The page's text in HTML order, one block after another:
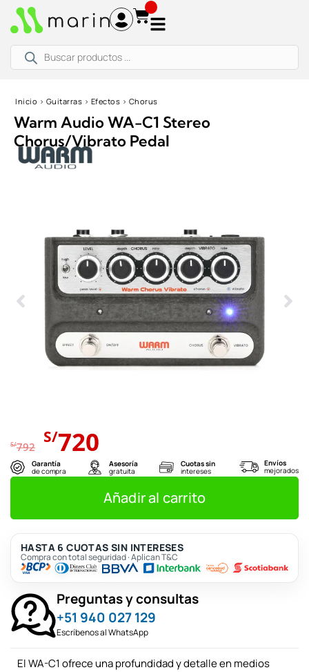
productos
Inicio › Guitarras › Efectos › Chorus
Warm Audio WA-C1 Stereo
Chorus/Vibrato Pedal
S/792 El
precio
original
era:
S/792.
S/720 precio
actual
es:
S/720.
Garantía
de compra
Asesoría
gratuita
Cuotas sin
intereses
Envíos
mejorados
Añadir al carrito
HASTA 6 CUOTAS SIN INTERESES
Compra con total seguridad · Aplican T&C
Preguntas y consultas
+51 940 027 129
Escríbenos al WhatsApp
El WA-C1 ofrece una profundidad y detalle en medios